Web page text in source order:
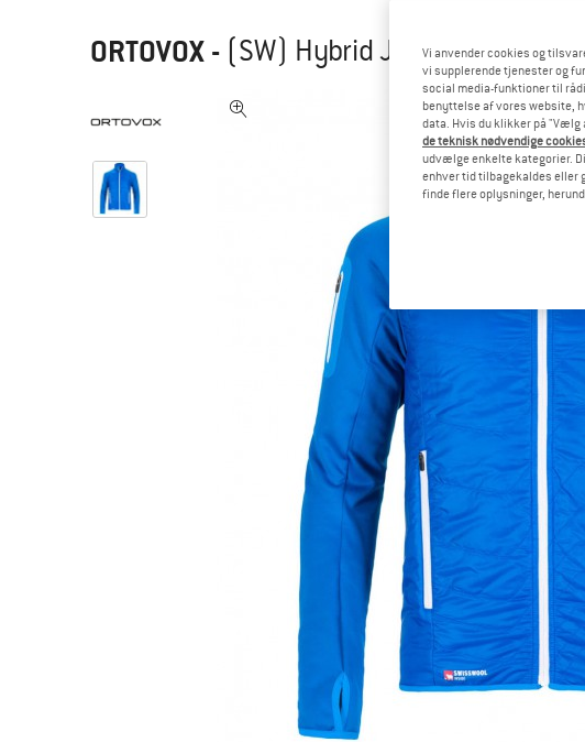
ORTOVOX - (SW) Hybrid Jacket - Uldjakke
Vi anvender cookies og
vi supplerende tjenester og
social media-funktioner til
benyttelse af vores website,
data. Hvis du klikker på
de teknisk nødvendige
udvælge enkelte kategorier.
enhver tid tilbagekaldes eller
finde flere oplysninger,